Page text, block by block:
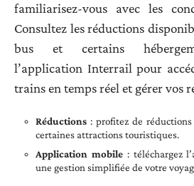
familiarisez-vous avec les
Consultez les réductions
bus et certains
l’application Interrail pour
trains en temps réel et gérer vos
Réductions : profitez de
certaines attractions touristiques.
Application mobile: téléchargez
une gestion simplifiée de votre